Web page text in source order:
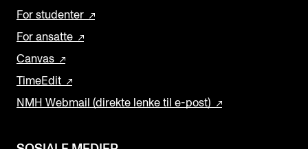
For studenter
For ansatte
Canvas
TimeEdit
NMH Webmail (direkte lenke til e-post)